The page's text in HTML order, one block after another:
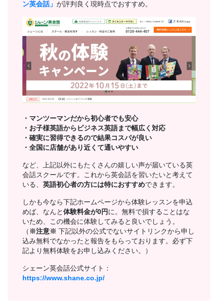
ン英会話」 が評判良く現時点でおすすめ。
・マンツーマンだから初心者でも安心
・お子様英語からビジネス英語まで幅広く対応
・確実に習得できるので結果コスパが良い
・全国に店舗があり近くて通いやすい
など、上記以外にもたくさんの嬉しい声が届いている英
会話スクールです。これから英会話を習いたいと考えて
いる、 英語初心者の方には特におすすめできます。
しかも今なら下記ホームページから体験レッスンを申込
めば、なんと 体験料金が0円 に。無料で損することはな
いため、この機会に体験してみると良いでしょう。
（ ※注意※ 下記以外の公式でないサイトリンクから申し
込み無料でなかったと報告をもらっております。必ず下
記より無料体験をお申し込みください。）
シェーン英会話公式サイト：
https://www.shane.co.jp/